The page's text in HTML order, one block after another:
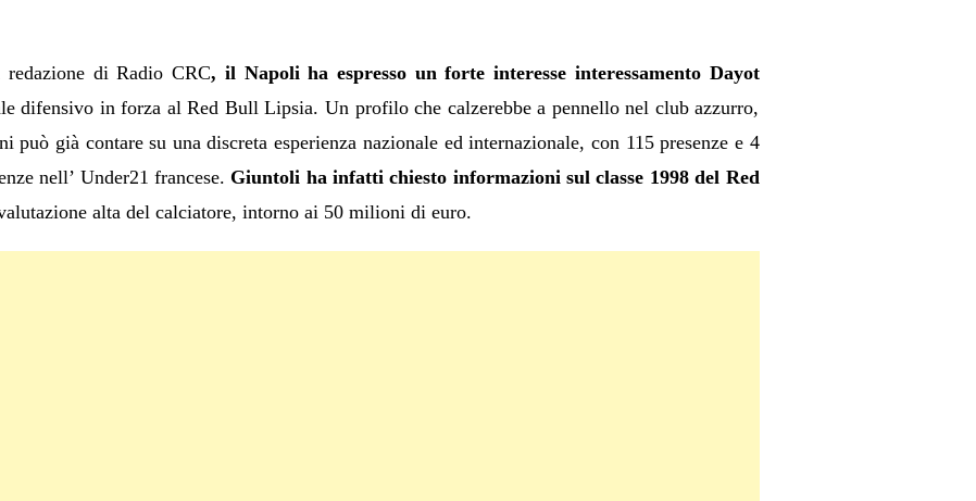
di Radio CRC, il Napoli ha espresso un forte interesse interessamento Dayot
difensivo in forza al Red Bull Lipsia. Un profilo che calzerebbe a pennello nel club azzurro,
può già contare su una discreta esperienza nazionale ed internazionale, con 115 presenze e 4
nell’ Under21 francese. Giuntoli ha infatti chiesto informazioni sul classe 1998 del Red
alta del calciatore, intorno ai 50 milioni di euro.